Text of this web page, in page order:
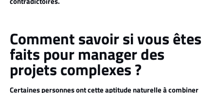
Comment savoir si vous êtes
faits pour manager des
projets complexes ?
Certaines personnes ont cette aptitude naturelle à combiner